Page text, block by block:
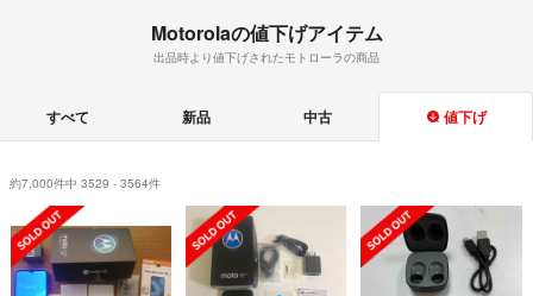
Motorolaの値下げアイテム
出品時より値下げされたモトローラの商品
すべて 新品 中古 値下げ
約7,000件中 3529 - 3564件